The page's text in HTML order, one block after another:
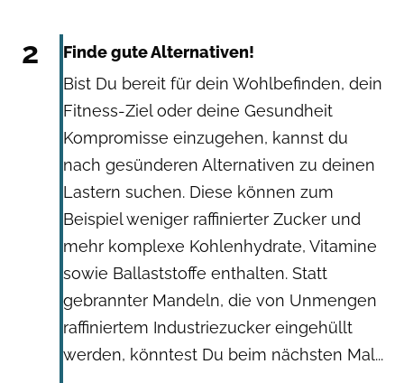
2
Finde gute Alternativen!
Bist Du bereit für dein Wohlbefinden, dein
Fitness-Ziel oder deine Gesundheit
Kompromisse einzugehen, kannst du
nach gesünderen Alternativen zu deinen
Lastern suchen. Diese können zum
Beispiel weniger raffinierter Zucker und
mehr komplexe Kohlenhydrate, Vitamine
sowie Ballaststoffe enthalten. Statt
gebrannter Mandeln, die von Unmengen
raffiniertem Industriezucker eingehüllt
werden, könntest Du beim nächsten Mal...